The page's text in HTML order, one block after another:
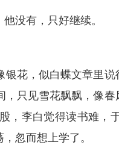
没有，只好继续。
花，似白蝶文章里说
只见雪花飘飘，像
，李白觉得读书难，
忽而想上学了。